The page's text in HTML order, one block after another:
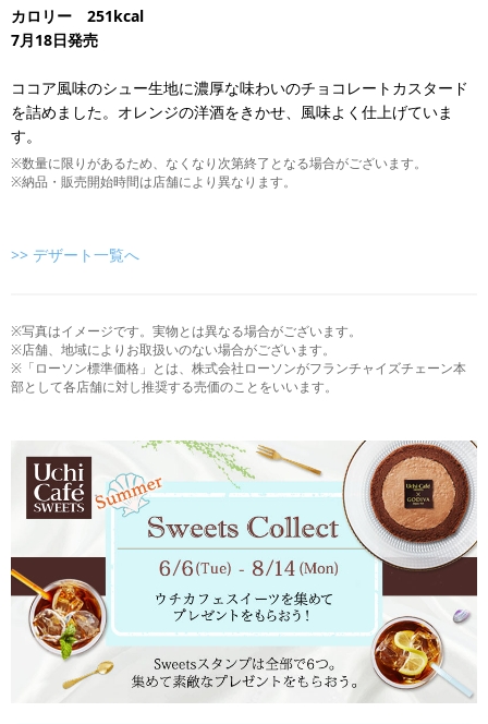
カロリー 251kcal
7月18日発売
ココア風味のシュー生地に濃厚な味わいのチョコレートカスタード
を詰めました。オレンジの洋酒をきかせ、風味よく仕上げていま
す。
※数量に限りがあるため、なくなり次第終了となる場合がございます。
※納品・販売開始時間は店舗により異なります。
>> デザート一覧へ
※写真はイメージです。実物とは異なる場合がございます。
※店舗、地域によりお取扱いのない場合がございます。
※「ローソン標準価格」とは、株式会社ローソンがフランチャイズチェーン本
部として各店舗に対し推奨する売価のことをいいます。